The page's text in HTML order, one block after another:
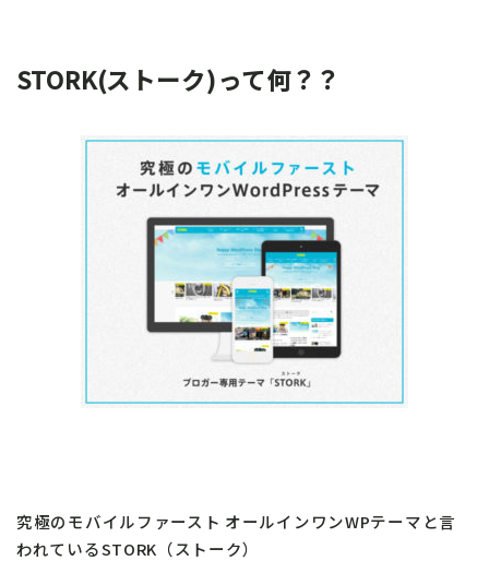
STORK(ストーク)って何？？
究極のモバイルファースト オールインワンWPテーマと言
われているSTORK（ストーク）